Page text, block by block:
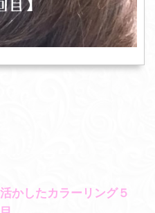
かしたカラーリング５